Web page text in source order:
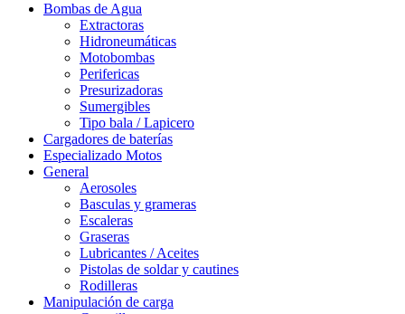
Bombas de Agua
Extractoras
Hidroneumáticas
Motobombas
Perifericas
Presurizadoras
Sumergibles
Tipo bala / Lapicero
Cargadores de baterías
Especializado Motos
General
Aerosoles
Basculas y grameras
Escaleras
Graseras
Lubricantes / Aceites
Pistolas de soldar y cautines
Rodilleras
Manipulación de carga